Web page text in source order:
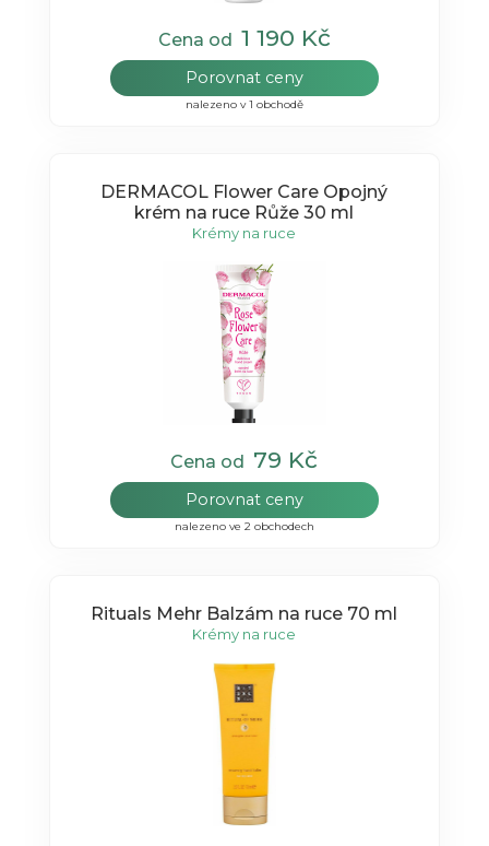
Cena od 1 190 Kč
Porovnat ceny
nalezeno v 1 obchodě
DERMACOL Flower Care Opojný
krém na ruce Růže 30 ml
Krémy na ruce
Cena od 79 Kč
Porovnat ceny
nalezeno ve 2 obchodech
Rituals Mehr Balzám na ruce 70 ml
Krémy na ruce